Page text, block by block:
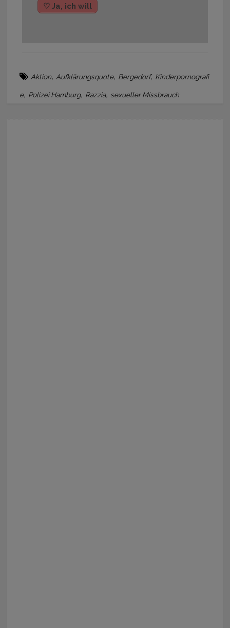
♡ Ja, ich will
Aktion, Aufklärungsquote, Bergedorf, Kinderpornografi
e, Polizei Hamburg, Razzia, sexueller Missbrauch